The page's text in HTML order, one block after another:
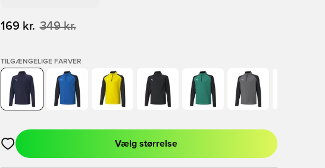
169 kr. 349 kr.
TILGÆNGELIGE FARVER
Åbner en Modal til at logge ind eller tilmelde dig som medlem
Vælg størrelse